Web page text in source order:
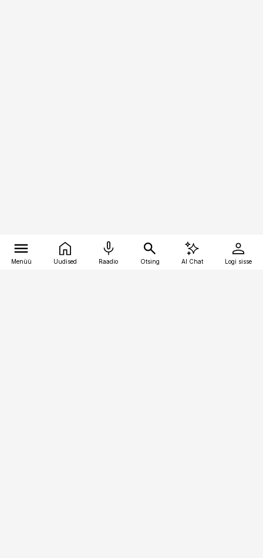
Menüü Uudised Raadio Otsing AI Chat Logi sisse